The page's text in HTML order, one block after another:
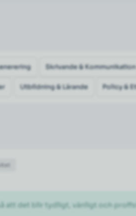
Skrivande & Kommunikation
Utbildning & Lärande Policy &
att det blir tydligt, vänligt och